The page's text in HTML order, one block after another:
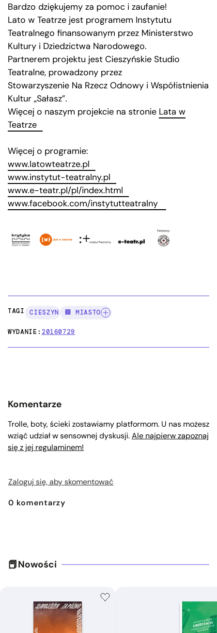
Bardzo dziękujemy za pomoc i zaufanie!
Lato w Teatrze jest programem Instytutu
Teatralnego finansowanym przez Ministerstwo
Kultury i Dziedzictwa Narodowego.
Partnerem projektu jest Cieszyńskie Studio
Teatralne, prowadzony przez
Stowarzyszenie Na Rzecz Odnowy i Współistnienia
Kultur „Sałasz”.
Więcej o naszym projekcie na stronie Lata w
Teatrze
Więcej o programie:
www.latowteatrze.pl
www.instytut-teatralny.pl
www.e-teatr.pl/pl/index.html
www.facebook.com/instytutteatralny
TAGI: CIESZYN 🏢 MIASTO
WYDANIE:20160729
Komentarze
Trolle, boty, ścieki zostawiamy platformom. U nas możesz
wziąć udział w sensownej dyskusji.Ale najpierw zapoznaj
się z jej regulaminem!
Zaloguj się, aby skomentować
0 komentarzy
Nowości